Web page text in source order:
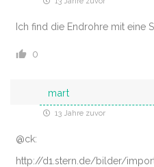
Ich find die Endrohre mit eine
0
mart
13 Jahre zuvor
@ck:
http://d1.stern.de/bilder/